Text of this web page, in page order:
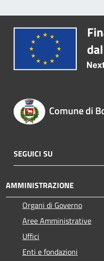
Comune di
SEGUICI SU
AMMINISTRAZIONE
Organi di Governo
Aree Amministrative
Uffici
Enti e fondazioni